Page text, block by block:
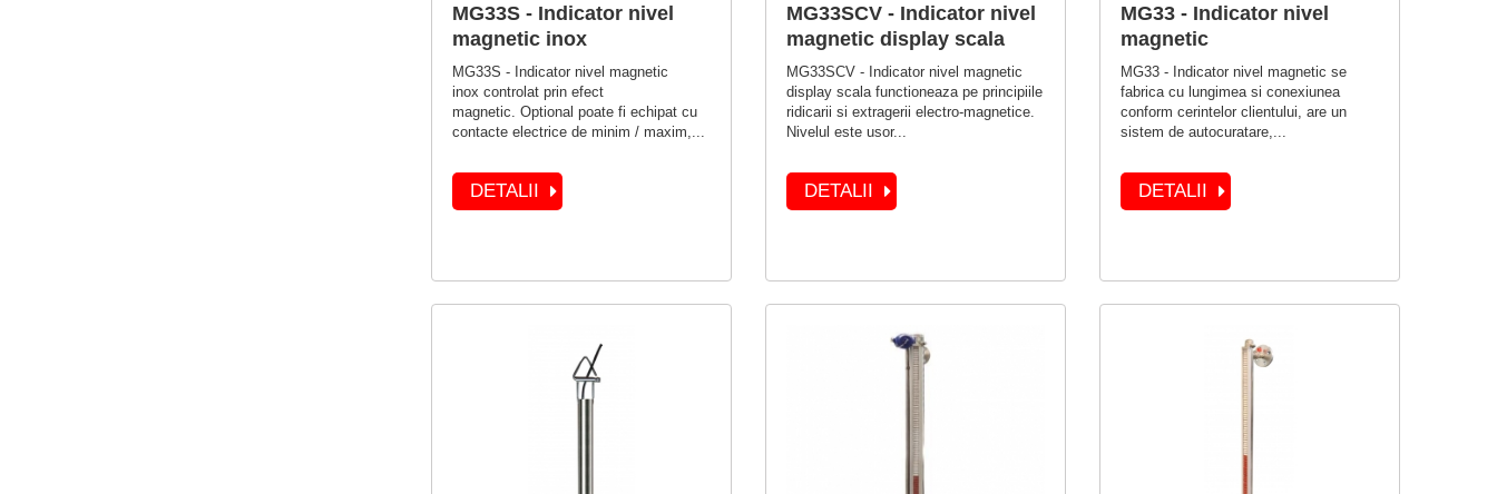
MG33S - Indicator nivel
magnetic inox
MG33S - Indicator nivel magnetic
inox controlat prin efect
magnetic. Optional poate fi echipat cu
contacte electrice de minim / maxim,...
DETALII
MG33SCV - Indicator nivel
magnetic display scala
MG33SCV - Indicator nivel magnetic
display scala functioneaza pe principiile
ridicarii si extragerii electro-magnetice.
Nivelul este usor...
DETALII
MG33 - Indicator nivel
magnetic
MG33 - Indicator nivel magnetic se
fabrica cu lungimea si conexiunea
conform cerintelor clientului, are un
sistem de autocuratare,...
DETALII